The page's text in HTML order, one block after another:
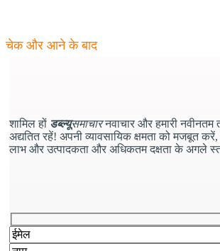
चेक और आने के बाद
शामिल हों डब्ल्यूसमाचारनवाचार और हमारी
अद्यतित रहें! अपनी व्यावसायिक क्षमता को मजबूत
लाभ और उत्पादकता और अधिकतम दक्षता के अगले
कृपया इस क्षेत्र को खाली छोड़ दें.